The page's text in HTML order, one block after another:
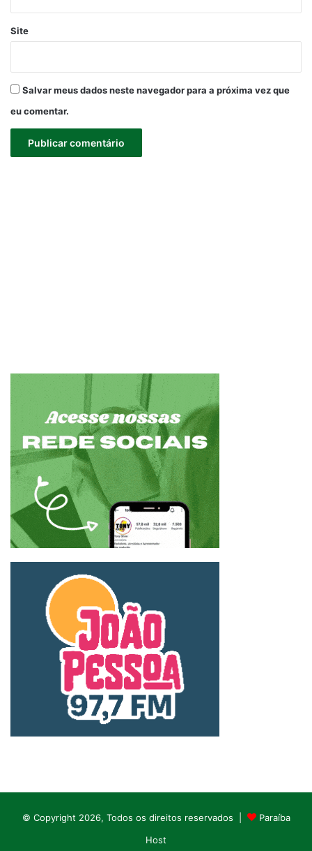
Site
Salvar meus dados neste navegador para a próxima vez que
eu comentar.
© Copyright 2026, Todos os direitos reservados |
Paraíba
Host